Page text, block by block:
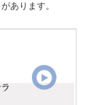
あります。